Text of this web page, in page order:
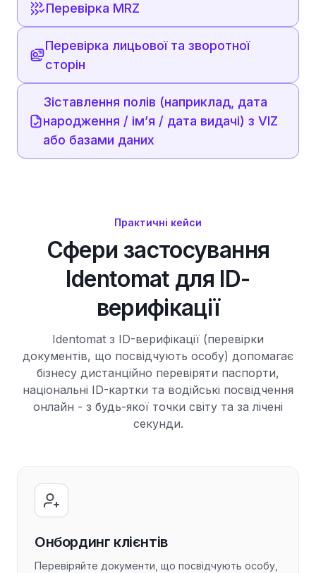
Перевірка MRZ
Перевірка лицьової та зворотної
сторін
Зіставлення полів (наприклад, дата
народження / ім’я / дата видачі) з VIZ
або базами даних
Практичні кейси
Сфери застосування
Identomat для ID-
верифікації
Identomat з ID-верифікації (перевірки
документів, що посвідчують особу) допомагає
бізнесу дистанційно перевіряти паспорти,
національні ID-картки та водійські посвідчення
онлайн - з будь-якої точки світу та за лічені
секунди.
Онбординг клієнтів
Перевіряйте документи, що посвідчують особу,